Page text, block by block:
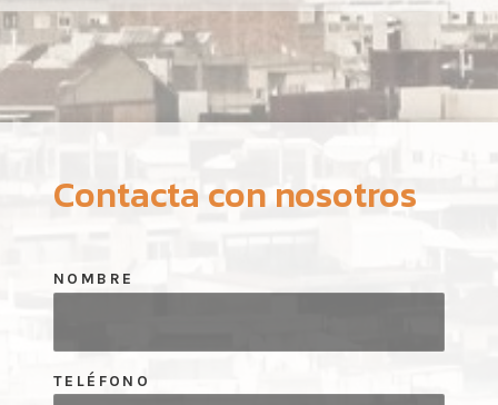
Contacta con nosotros
NOMBRE
TELÉFONO